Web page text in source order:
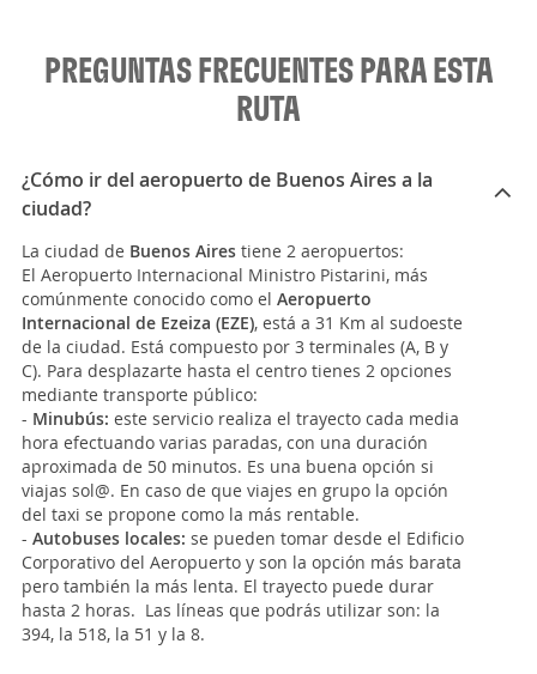
PREGUNTAS FRECUENTES PARA ESTA
RUTA
¿Cómo ir del aeropuerto de Buenos Aires a la
ciudad?
La ciudad de Buenos Aires tiene 2 aeropuertos:
El Aeropuerto Internacional Ministro Pistarini, más
comúnmente conocido como el Aeropuerto
Internacional de Ezeiza (EZE), está a 31 Km al sudoeste
de la ciudad. Está compuesto por 3 terminales (A, B y
C). Para desplazarte hasta el centro tienes 2 opciones
mediante transporte público:
- Minubús: este servicio realiza el trayecto cada media
hora efectuando varias paradas, con una duración
aproximada de 50 minutos. Es una buena opción si
viajas sol@. En caso de que viajes en grupo la opción
del taxi se propone como la más rentable.
- Autobuses locales: se pueden tomar desde el Edificio
Corporativo del Aeropuerto y son la opción más barata
pero también la más lenta. El trayecto puede durar
hasta 2 horas. Las líneas que podrás utilizar son: la
394, la 518, la 51 y la 8.